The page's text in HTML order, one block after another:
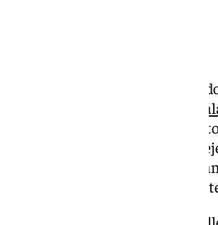
Un segundo equipo de
Metro de
Fomento, Articulación del
Pública, sigue avanzando en la
de manera que la próxima
calle Eugenio Gross y, la